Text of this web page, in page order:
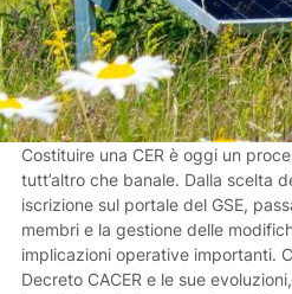
Costituire una CER è oggi un
tutt’altro che banale. Dalla scelta
iscrizione sul portale del GSE,
membri e la gestione delle
implicazioni operative importanti.
Decreto CACER e le sue